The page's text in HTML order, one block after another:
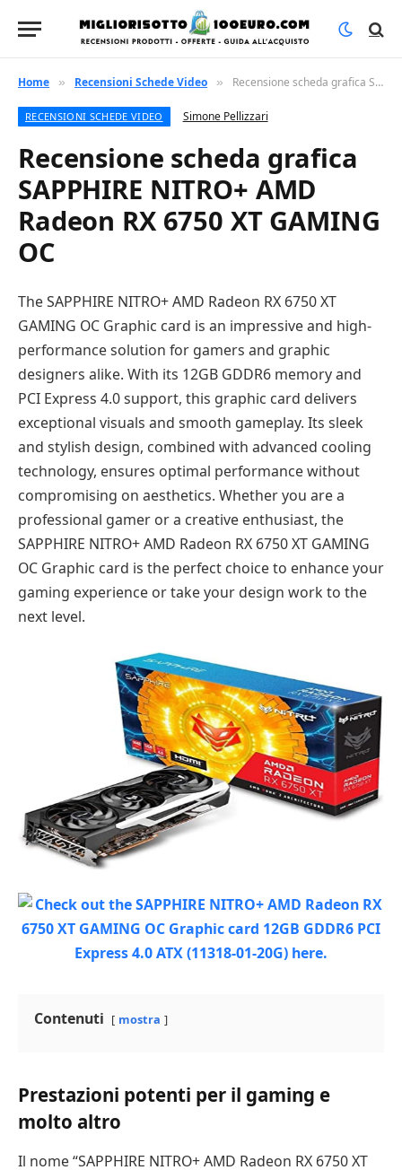
Home » Recensioni Schede Video » Recensione scheda grafica SAPPHIRE NITRO+ AMD Radeon RX 6750 XT GAMING OC
RECENSIONI SCHEDE VIDEO Simone Pellizzari
Recensione scheda grafica
SAPPHIRE NITRO+ AMD
Radeon RX 6750 XT GAMING
OC
The SAPPHIRE NITRO+ AMD Radeon RX 6750 XT
GAMING OC Graphic card is an impressive and high-
performance solution for gamers and graphic
designers alike. With its 12GB GDDR6 memory and
PCI Express 4.0 support, this graphic card delivers
exceptional visuals and smooth gameplay. Its sleek
and stylish design, combined with advanced cooling
technology, ensures optimal performance without
compromising on aesthetics. Whether you are a
professional gamer or a creative enthusiast, the
SAPPHIRE NITRO+ AMD Radeon RX 6750 XT GAMING
OC Graphic card is the perfect choice to enhance your
gaming experience or take your design work to the
next level.
Contenuti mostra
Prestazioni potenti per il gaming e
molto altro
Il ​​nome “SAPPHIRE NITRO+ AMD Radeon RX 6750 XT